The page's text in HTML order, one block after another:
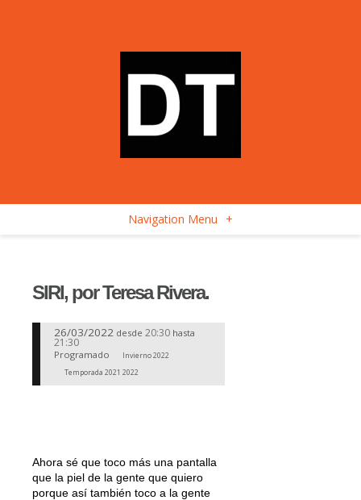
Navigation Menu +
SIRI, por Teresa Rivera.
26/03/2022 desde 20:30 hasta
21:30
Programado
Invierno 2022
Temporada 2021 2022
Ahora sé que toco más una pantalla
que la piel de la gente que quiero
porque así también toco a la gente